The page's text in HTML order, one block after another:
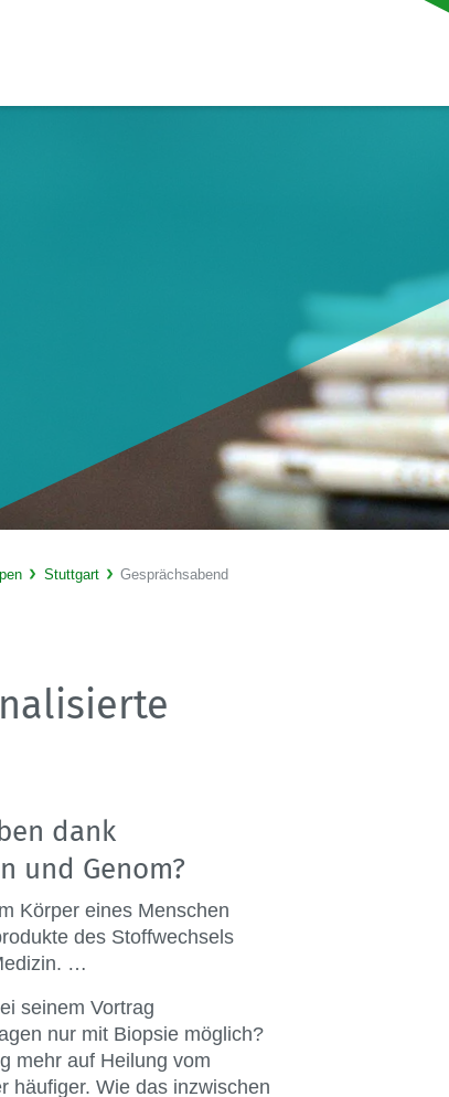
Stuttgart
Gesprächsabend
dank
und Genom?
Körper eines Menschen
des Stoffwechsels
…
seinem Vortrag
nur mit Biopsie möglich?
mehr auf Heilung vom
häufiger. Wie das inzwischen